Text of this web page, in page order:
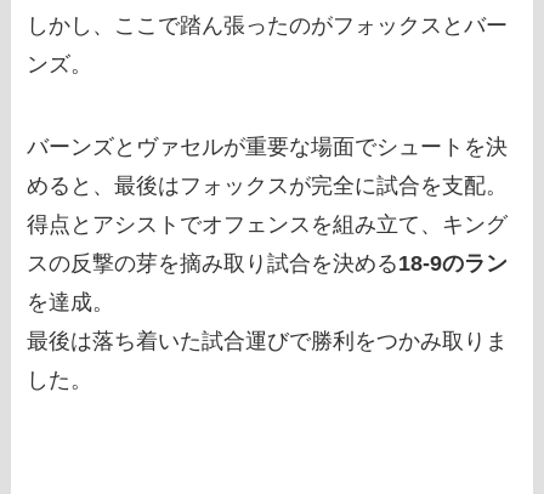
しかし、ここで踏ん張ったのがフォックスとバー
ンズ。
バーンズとヴァセルが重要な場面でシュートを決
めると、最後はフォックスが完全に試合を支配。
得点とアシストでオフェンスを組み立て、キング
スの反撃の芽を摘み取り試合を決める18-9のラン
を達成。
最後は落ち着いた試合運びで勝利をつかみ取りま
した。